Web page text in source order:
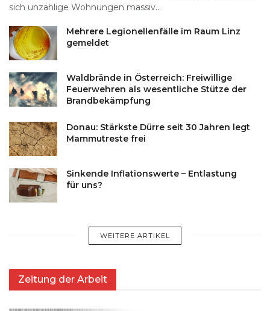
sich unzählige Wohnungen massiv...
Mehrere Legionellenfälle im Raum Linz
gemeldet
Waldbrände in Österreich: Freiwillige
Feuerwehren als wesentliche Stütze der
Brandbekämpfung
Donau: Stärkste Dürre seit 30 Jahren legt
Mammutreste frei
Sinkende Inflationswerte – Entlastung
für uns?
WEITERE ARTIKEL
Zeitung der Arbeit